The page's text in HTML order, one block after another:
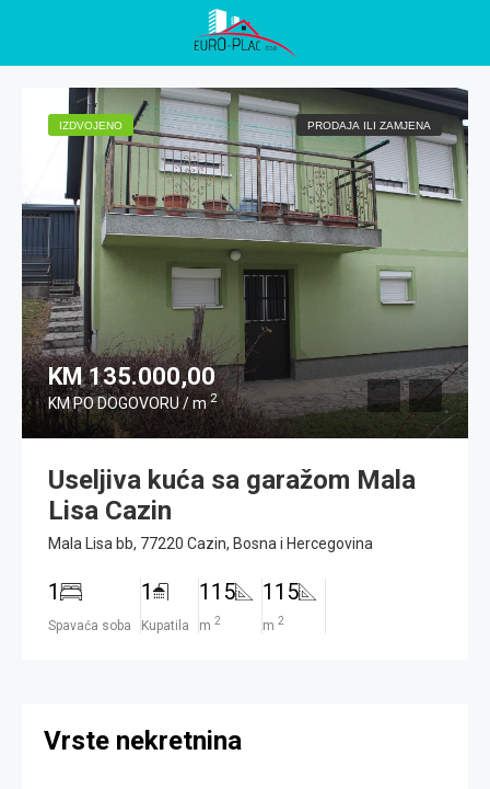
IZDVOJENO PRODAJA ILI ZAMJENA
KM 135.000,00
KM PO DOGOVORU / m2
Useljiva kuća sa garažom Mala
Lisa Cazin
Mala Lisa bb, 77220 Cazin, Bosna i Hercegovina
1
Spavaća soba
1
Kupatila
115
m 2
115
m 2
Vrste nekretnina